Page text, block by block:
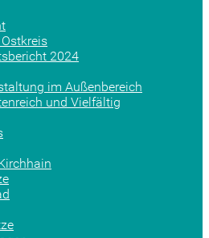
2024
im Außenbereich
und Vielfältig